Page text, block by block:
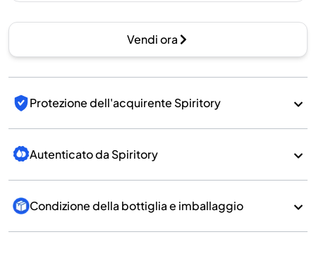
Vendi ora
Protezione dell'acquirente Spiritory
Autenticato da Spiritory
Condizione della bottiglia e imballaggio